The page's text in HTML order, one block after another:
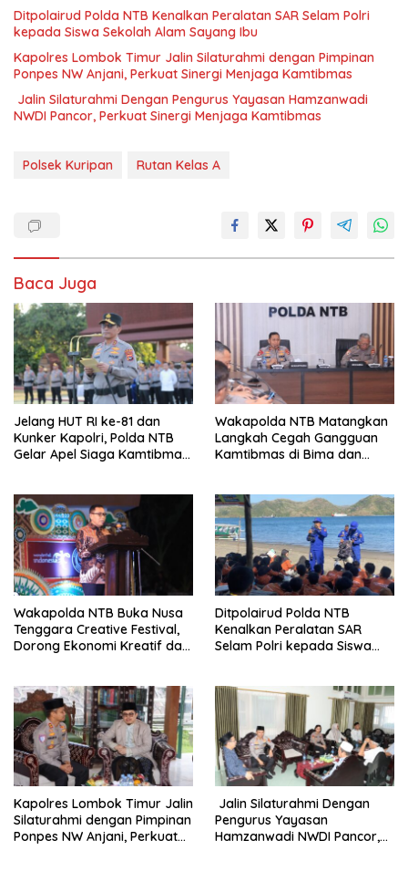
Ditpolairud Polda NTB Kenalkan Peralatan SAR Selam Polri
kepada Siswa Sekolah Alam Sayang Ibu
Kapolres Lombok Timur Jalin Silaturahmi dengan Pimpinan
Ponpes NW Anjani, Perkuat Sinergi Menjaga Kamtibmas
Jalin Silaturahmi Dengan Pengurus Yayasan Hamzanwadi
NWDI Pancor, Perkuat Sinergi Menjaga Kamtibmas
Polsek Kuripan Rutan Kelas A
Baca Juga
Jelang HUT RI ke-81 dan
Kunker Kapolri, Polda NTB
Gelar Apel Siaga Kamtibmas
Wakapolda NTB Matangkan
Langkah Cegah Gangguan
Kamtibmas di Bima dan
Wakapolda NTB Buka Nusa
Tenggara Creative Festival,
Dorong Ekonomi Kreatif dan
Ditpolairud Polda NTB
Kenalkan Peralatan SAR
Selam Polri kepada Siswa
Kapolres Lombok Timur Jalin
Silaturahmi dengan Pimpinan
Ponpes NW Anjani, Perkuat
Jalin Silaturahmi Dengan
Pengurus Yayasan
Hamzanwadi NWDI Pancor,